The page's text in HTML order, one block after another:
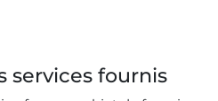
services fournis